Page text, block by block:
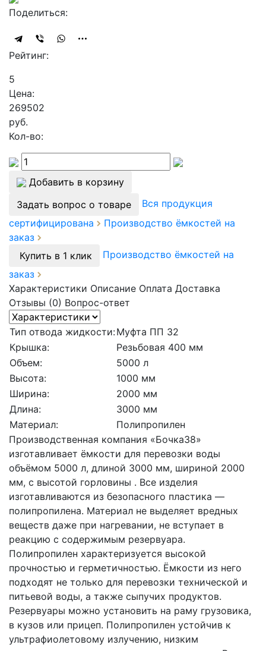
Поделиться:
Рейтинг:
5
Цена:
269502
руб.
Кол-во:
Добавить в корзину
Задать вопрос о товаре
Вся продукция
сертифицирована
Производство ёмкостей на
заказ
Купить в 1 клик
Производство ёмкостей на
заказ
Характеристики Описание Оплата Доставка
Отзывы (0) Вопрос-ответ
Тип отвода жидкости:Муфта ПП 32
Крышка:
Резьбовая 400 мм
Объем:
5000 л
Высота:
1000 мм
Ширина:
2000 мм
Длина:
3000 мм
Материал:
Полипропилен
Производственная компания «Бочка38»
изготавливает ёмкости для перевозки воды
объёмом 5000 л, длиной 3000 мм, шириной 2000
мм, с высотой горловины . Все изделия
изготавливаются из безопасного пластика —
полипропилена. Материал не выделяет вредных
веществ даже при нагревании, не вступает в
реакцию с содержимым резервуара.
Полипропилен характеризуется высокой
прочностью и герметичностью. Ёмкости из него
подходят не только для перевозки технической и
питьевой воды, а также сыпучих продуктов.
Резервуары можно установить на раму грузовика,
в кузов или прицеп. Полипропилен устойчив к
ультрафиолетовому излучению, низким